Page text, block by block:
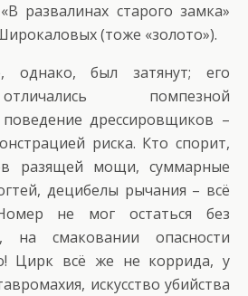
развалинах старого замка»
(тоже «золото»).
однако, был затянут; его
помпезной
дрессировщиков –
риска. Кто спорит,
разящей мощи, суммарные
децибелы рычания – всё
не мог остаться без
на смаковании опасности
Цирк всё же не коррида, у
искусство убийства